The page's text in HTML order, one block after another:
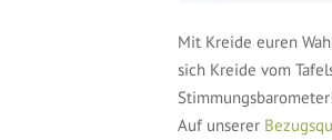
Mit Kreide euren
sich Kreide vom
Auf unserer